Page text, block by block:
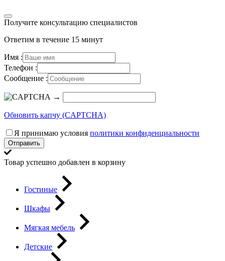
Получите консультацию специалистов
Ответим в течение 15 минут
Имя :
Телефон :
Сообщение :
→
Обновить капчу (CAPTCHA)
Я принимаю условия политики конфиденциальности
Отправить
Товар успешно добавлен в корзину
Гостиные
Шкафы
Мягкая мебель
Детские